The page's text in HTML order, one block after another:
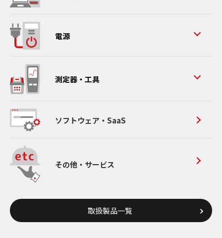
電源
測定器・工具
ソフトウェア・SaaS
その他・サービス
取扱製品一覧